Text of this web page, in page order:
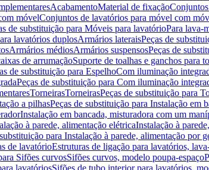
AcabamentoMaterial de fixação
móvelConjuntos de lavatórios para móvel com
de substituição para Móveis para lavatórioPara lava-
lavatórios duplosArmários lateraisPeças de
Armários médiosArmários suspensosPeças de
de arrumaçãoSuporte de toalhas e ganchos para
de substituição para EspelhoCom iluminação
Peças de substituição para Com iluminação
TorneirasTorneirasPeças de substituição para
a pilhasPeças de substituição para Instalação em
Instalação em bancada, misturadora com um
à parede, alimentação elétricaInstalação à
para Instalação à parede, alimentação por
de lavatórioEstruturas de ligação para lavatórios,
Sifões curvosSifões curvos, modelo poupa-espaço
lavatóriosSifões de tubo interior para lavatórios,